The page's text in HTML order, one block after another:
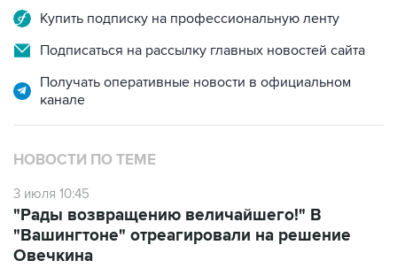
Купить подписку на профессиональную ленту
Подписаться на рассылку главных новостей сайта
Получать оперативные новости в официальном
канале
НОВОСТИ ПО ТЕМЕ
3 июля 10:45
"Рады возвращению величайшего!" В
"Вашингтоне" отреагировали на решение
Овечкина